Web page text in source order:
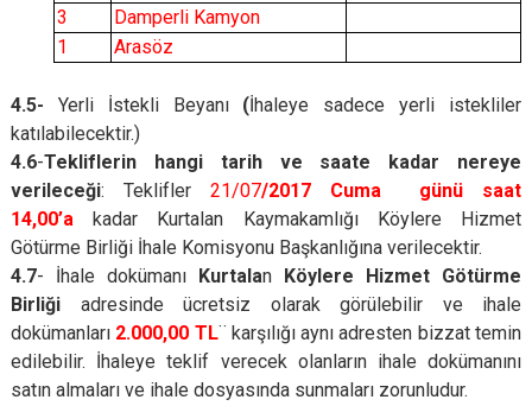
3
Damperli Kamyon
1
Arasöz
4.5- Yerli İstekli Beyanı(İhaleye sadece yerli istekliler
katılabilecektir.)
4.6-Tekliflerin hangi tarih ve saate kadar nereye
verileceği: Teklifler 21/07/2017 Cuma günü saat
14,00’a kadar Kurtalan Kaymakamlığı Köylere Hizmet
Götürme Birliği İhale Komisyonu Başkanlığına verilecektir.
4.7- İhale dokümanı Kurtalan Köylere Hizmet Götürme
Birliği adresinde ücretsiz olarak görülebilir ve ihale
dokümanları 2.000,00 TL¨ karşılığı aynı adresten bizzat temin
edilebilir. İhaleye teklif verecek olanların ihale dokümanını
satın almaları ve ihale dosyasında sunmaları zorunludur.